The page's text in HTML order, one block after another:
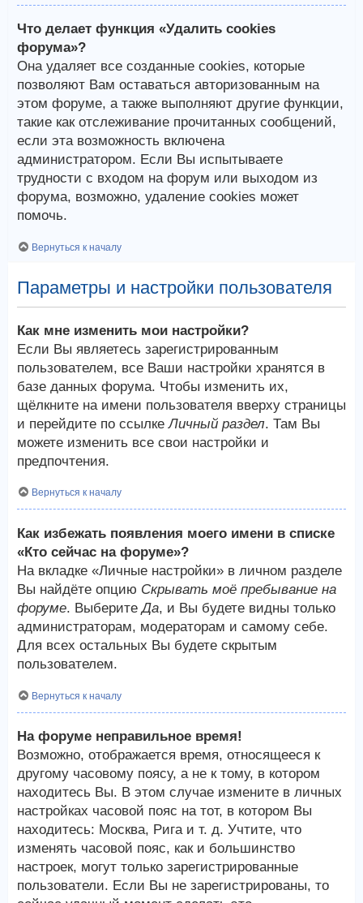
Что делает функция «Удалить cookies
форума»?
Она удаляет все созданные cookies, которые
позволяют Вам оставаться авторизованным на
этом форуме, а также выполняют другие функции,
такие как отслеживание прочитанных сообщений,
если эта возможность включена
администратором. Если Вы испытываете
трудности с входом на форум или выходом из
форума, возможно, удаление cookies может
помочь.
Вернуться к началу
Параметры и настройки пользователя
Как мне изменить мои настройки?
Если Вы являетесь зарегистрированным
пользователем, все Ваши настройки хранятся в
базе данных форума. Чтобы изменить их,
щёлкните на имени пользователя вверху страницы
и перейдите по ссылкеЛичный раздел. Там Вы
можете изменить все свои настройки и
предпочтения.
Вернуться к началу
Как избежать появления моего имени в списке
«Кто сейчас на форуме»?
На вкладке «Личные настройки» в личном разделе
Вы найдёте опцию Скрывать моё пребывание на
форуме. ВыберитеДа, и Вы будете видны только
администраторам, модераторам и самому себе.
Для всех остальных Вы будете скрытым
пользователем.
Вернуться к началу
На форуме неправильное время!
Возможно, отображается время, относящееся к
другому часовому поясу, а не к тому, в котором
находитесь Вы. В этом случае измените в личных
настройках часовой пояс на тот, в котором Вы
находитесь: Москва, Рига и т. д. Учтите, что
изменять часовой пояс, как и большинство
настроек, могут только зарегистрированные
пользователи. Если Вы не зарегистрированы, то